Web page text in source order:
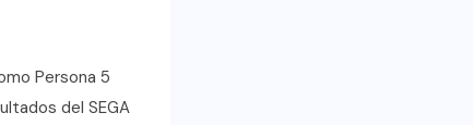
Persona 5
del SEGA